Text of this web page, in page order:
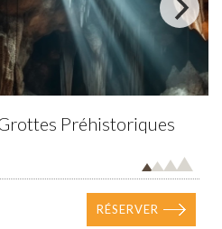
Préhistoriques
RÉSERVER